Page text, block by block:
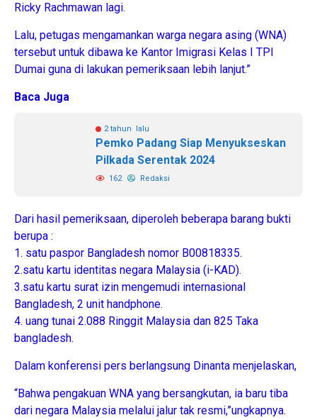
Ricky Rachmawan lagi.
Lalu, petugas mengamankan warga negara asing (WNA)
tersebut untuk dibawa ke Kantor Imigrasi Kelas I TPI
Dumai guna di lakukan pemeriksaan lebih lanjut.”
Baca Juga
2 tahun lalu
Pemko Padang Siap Menyukseskan
Pilkada Serentak 2024
162 Redaksi
Dari hasil pemeriksaan, diperoleh beberapa barang bukti
berupa :
1. satu paspor Bangladesh nomor B00818335.
2.satu kartu identitas negara Malaysia (i-KAD).
3.satu kartu surat izin mengemudi internasional
Bangladesh, 2 unit handphone.
4. uang tunai 2.088 Ringgit Malaysia dan 825 Taka
bangladesh.
Dalam konferensi pers berlangsung Dinanta menjelaskan,
“Bahwa pengakuan WNA yang bersangkutan, ia baru tiba
dari negara Malaysia melalui jalur tak resmi,”ungkapnya.